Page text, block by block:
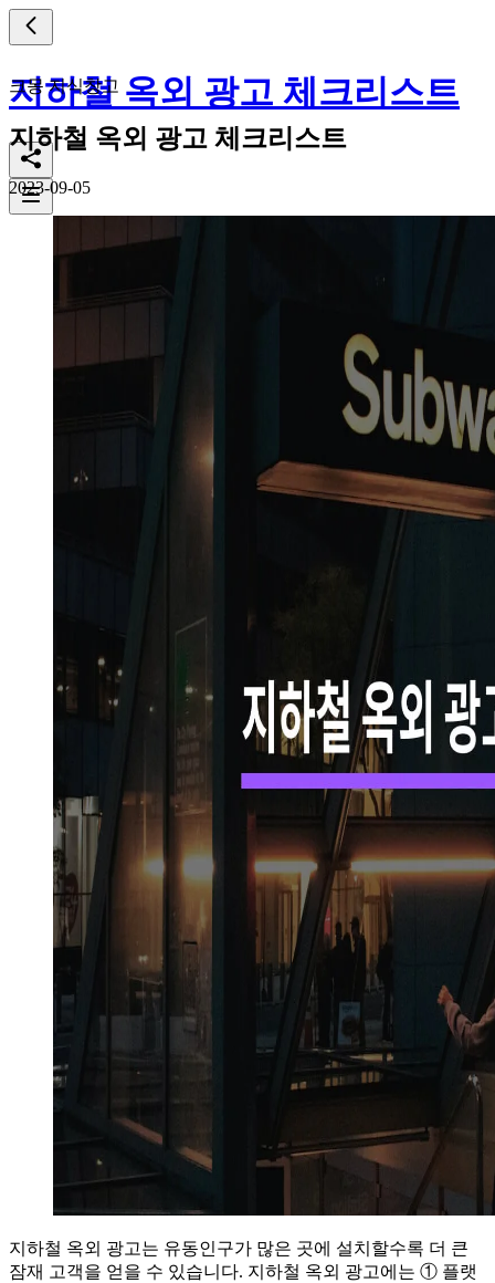
지하철 옥외 광고 체크리스트
크몽 지식창고
지하철 옥외 광고 체크리스트
2023-09-05
지하철 옥외 광고는 유동인구가 많은 곳에 설치할수록 더 큰
잠재 고객을 얻을 수 있습니다. 지하철 옥외 광고에는 ① 플랫